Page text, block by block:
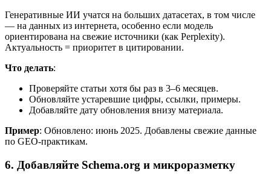
Генеративные ИИ учатся на больших датасетах, в том числе
— на данных из интернета, особенно если модель
ориентирована на свежие источники (как Perplexity).
Актуальность = приоритет в цитировании.
Что делать:
Проверяйте статьи хотя бы раз в 3–6 месяцев.
Обновляйте устаревшие цифры, ссылки, примеры.
Добавляйте дату обновления внизу материала.
Пример: Обновлено: июнь 2025. Добавлены свежие данные
по GEO-практикам.
6. Добавляйте Schema.org и микроразметку